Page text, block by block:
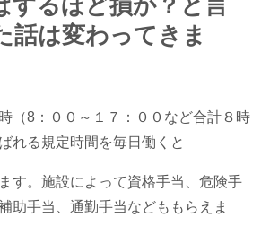
話は変わってきま
（8：００～１７：００など合計８時
れる規定時間を毎日働くと
す。施設によって資格手当、危険手
助手当、通勤手当などももらえま